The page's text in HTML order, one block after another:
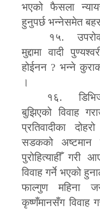
भएको फैसला
हुनुपर्छ भन्नेसमेत
१५. उपरोक्त
मुद्दामा वादी
होईनन ? भन्ने
।
१६. डिभिजन
बुझिएको विवाह
प्रतिवादीका
सडकको अष्टमान
पुरोहित्याहीँ गरी
विवाह गर्ने भएको
फाल्गुण महिना
कृष्णँमानसँग विवाह